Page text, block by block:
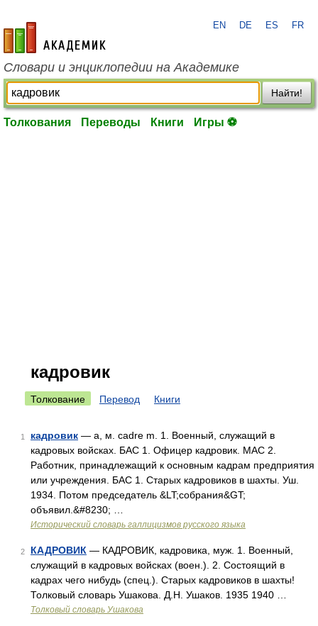
academic.ru
EN DE ES FR
Словари и энциклопедии на Академике
Найти!
Толкования Переводы Книги Игры ⚽
кадровик
Толкование Перевод Книги
1 кадровик — а, м. cadre m. 1. Военный, служащий в
кадровых войсках. БАС 1. Офицер кадровик. МАС 2.
Работник, принадлежащий к основным кадрам предприятия
или учреждения. БАС 1. Старых кадровиков в шахты. Уш.
1934. Потом председатель &LT;собрания&GT;
объявил.&#8230; …
Исторический словарь галлицизмов русского языка
2 КАДРОВИК — КАДРОВИК, кадровика, муж. 1. Военный,
служащий в кадровых войсках (воен.). 2. Состоящий в
кадрах чего нибудь (спец.). Старых кадровиков в шахты!
Толковый словарь Ушакова. Д.Н. Ушаков. 1935 1940 …
Толковый словарь Ушакова